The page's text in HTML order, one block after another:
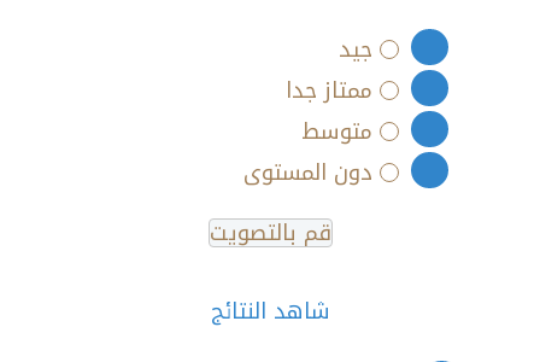
جيد
ممتاز جدا
متوسط
دون المستوى
شاهد النتائج